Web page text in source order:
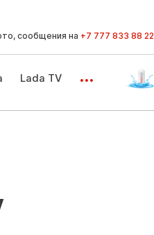
сообщения на +7 777 833 88 22
Lada TV ...